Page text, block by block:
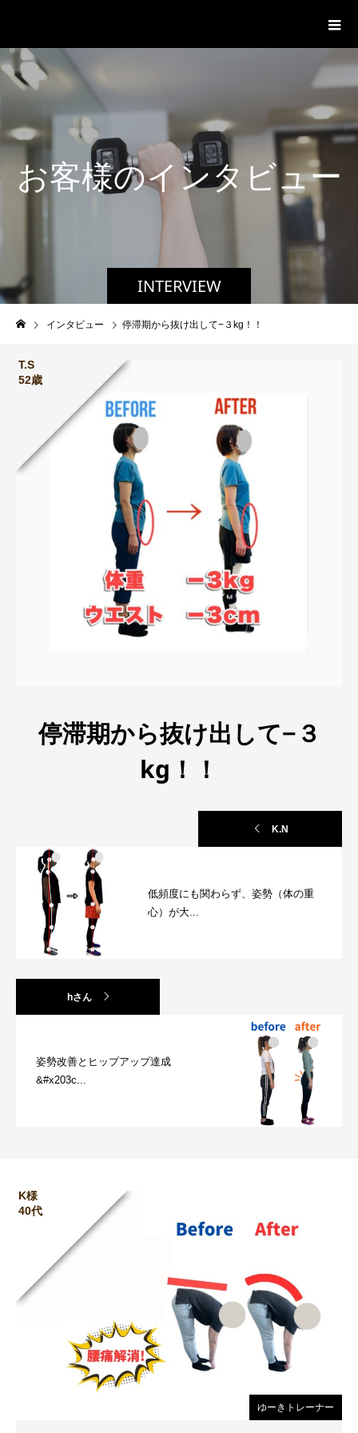
INTERVIEW
お客様のイ ンタ ビュー
インタビュー 停滞期から抜け出して−３kg！！
T.S
52歳
停滞期から抜け出して−３
kg！！
K.N
低頻度にも関わらず、姿勢（体の重
心）が大...
hさん
姿勢改善とヒップアップ達成
&#x203c...
K様
40代
ゆーきトレーナー